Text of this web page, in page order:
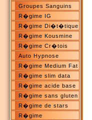
Groupes Sanguins
R�gime IG
R�gime Di�t�tique
R�gime Kousmine
R�gime Cr�tois
Auto Hypnose
R�gime Medium Fat
R�gime slim data
R�gime acide base
R�gime sans gluten
R�gime de stars
R�gime